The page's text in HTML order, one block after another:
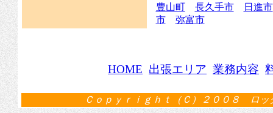
豊山町
長久手市
日進市
市
弥富市
HOME 出張エリア 業務内容
Ｃｏｐｙｒｉｇｈｔ（Ｃ）２００８ ロ